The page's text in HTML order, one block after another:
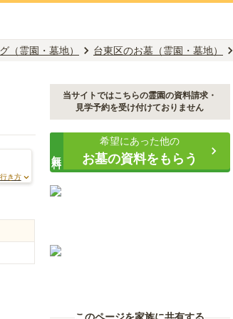
（霊園・墓地） 台東区のお墓（霊園・墓地）
行き方
当サイトではこちらの霊園の資料請求・
見学予約を受け付けておりません
希望にあった他の
お墓の資料をもらう